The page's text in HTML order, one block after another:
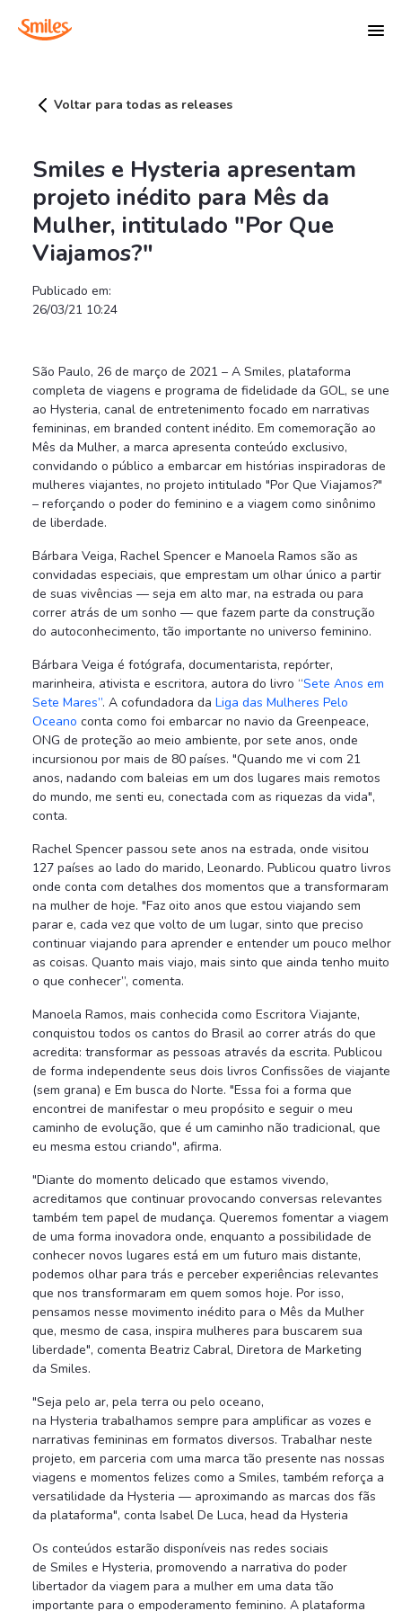
Voltar para todas as releases
Smiles e Hysteria apresentam
projeto inédito para Mês da
Mulher, intitulado "Por Que
Viajamos?"
Publicado em:
26/03/21 10:24
São Paulo, 26 de março de 2021 – A Smiles, plataforma
completa de viagens e programa de fidelidade da GOL, se une
ao Hysteria, canal de entretenimento focado em narrativas
femininas, em branded content inédito. Em comemoração ao
Mês da Mulher, a marca apresenta conteúdo exclusivo,
convidando o público a embarcar em histórias inspiradoras de
mulheres viajantes, no projeto intitulado "Por Que Viajamos?"
– reforçando o poder do feminino e a viagem como sinônimo
de liberdade.
Bárbara Veiga, Rachel Spencer e Manoela Ramos são as
convidadas especiais, que emprestam um olhar único a partir
de suas vivências — seja em alto mar, na estrada ou para
correr atrás de um sonho — que fazem parte da construção
do autoconhecimento, tão importante no universo feminino.
Bárbara Veiga é fotógrafa, documentarista, repórter,
marinheira, ativista e escritora, autora do livro “Sete Anos em
Sete Mares”. A cofundadora da Liga das Mulheres Pelo
Oceano conta como foi embarcar no navio da Greenpeace,
ONG de proteção ao meio ambiente, por sete anos, onde
incursionou por mais de 80 países. "Quando me vi com 21
anos, nadando com baleias em um dos lugares mais remotos
do mundo, me senti eu, conectada com as riquezas da vida",
conta.
Rachel Spencer passou sete anos na estrada, onde visitou
127 países ao lado do marido, Leonardo. Publicou quatro livros
onde conta com detalhes dos momentos que a transformaram
na mulher de hoje. "Faz oito anos que estou viajando sem
parar e, cada vez que volto de um lugar, sinto que preciso
continuar viajando para aprender e entender um pouco melhor
as coisas. Quanto mais viajo, mais sinto que ainda tenho muito
o que conhecer”, comenta.
Manoela Ramos, mais conhecida como Escritora Viajante,
conquistou todos os cantos do Brasil ao correr atrás do que
acredita: transformar as pessoas através da escrita. Publicou
de forma independente seus dois livros Confissões de viajante
(sem grana) e Em busca do Norte. "Essa foi a forma que
encontrei de manifestar o meu propósito e seguir o meu
caminho de evolução, que é um caminho não tradicional, que
eu mesma estou criando", afirma.
"Diante do momento delicado que estamos vivendo,
acreditamos que continuar provocando conversas relevantes
também tem papel de mudança. Queremos fomentar a viagem
de uma forma inovadora onde, enquanto a possibilidade de
conhecer novos lugares está em um futuro mais distante,
podemos olhar para trás e perceber experiências relevantes
que nos transformaram em quem somos hoje. Por isso,
pensamos nesse movimento inédito para o Mês da Mulher
que, mesmo de casa, inspira mulheres para buscarem sua
liberdade", comenta Beatriz Cabral, Diretora de Marketing
da Smiles.
"Seja pelo ar, pela terra ou pelo oceano,
na Hysteria trabalhamos sempre para amplificar as vozes e
narrativas femininas em formatos diversos. Trabalhar neste
projeto, em parceria com uma marca tão presente nas nossas
viagens e momentos felizes como a Smiles, também reforça a
versatilidade da Hysteria — aproximando as marcas dos fãs
da plataforma", conta Isabel De Luca, head da Hysteria
Os conteúdos estarão disponíveis nas redes sociais
de Smiles e Hysteria, promovendo a narrativa do poder
libertador da viagem para a mulher em uma data tão
importante para o empoderamento feminino. A plataforma